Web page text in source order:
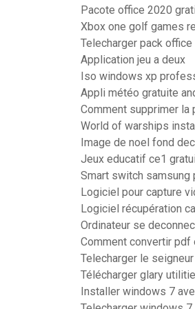
Pacote office 2020
Xbox one golf games
Telecharger pack
Application jeu a deux
Iso windows xp
Appli météo gratuite
Comment supprimer la
World of warships
Image de noel fond
Jeux educatif ce1
Smart switch samsung
Logiciel pour capture
Logiciel récupération
Ordinateur se
Comment convertir pdf
Telecharger le
Télécharger glary
Installer windows 7